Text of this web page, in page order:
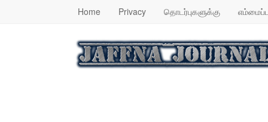
Home Privacy தொடர்புகளுக்கு